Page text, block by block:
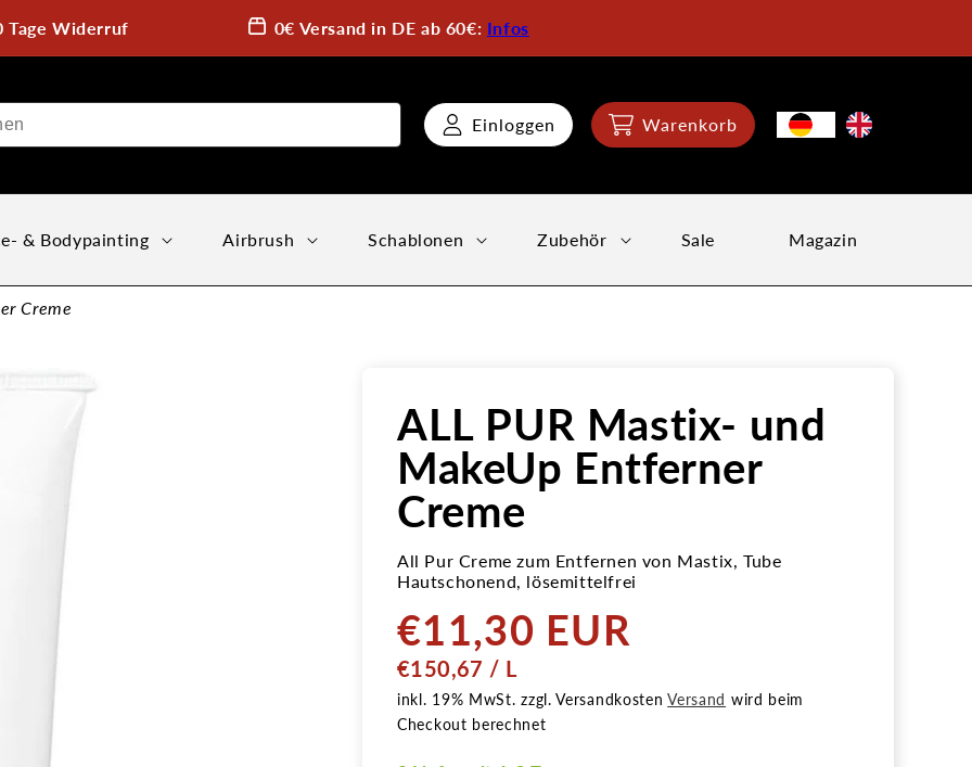
Tage Widerruf 0€ Versand in DE ab 60€: Infos
Einloggen Warenkorb
& Bodypainting Airbrush Schablonen Zubehör Sale Magazin
Creme
ALL PUR Mastix- und
MakeUp Entferner
Creme
All Pur Creme zum Entfernen von Mastix, Tube
Hautschonend, lösemittelfrei
Normaler
Preis
€11,30 EUR
GRUNDPREIS
€150,67 / PRO
L
inkl. 19% MwSt. zzgl. VersandkostenVersand wird beim
Checkout berechnet